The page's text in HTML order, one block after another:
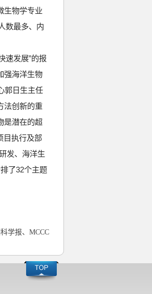
生物学专业
数最多、内
速发展”的报
强海洋生物
郭日生主任
法创新的重
是潜在的超
目执行及部
发、海洋生
了32个主题
学报、 MCCC